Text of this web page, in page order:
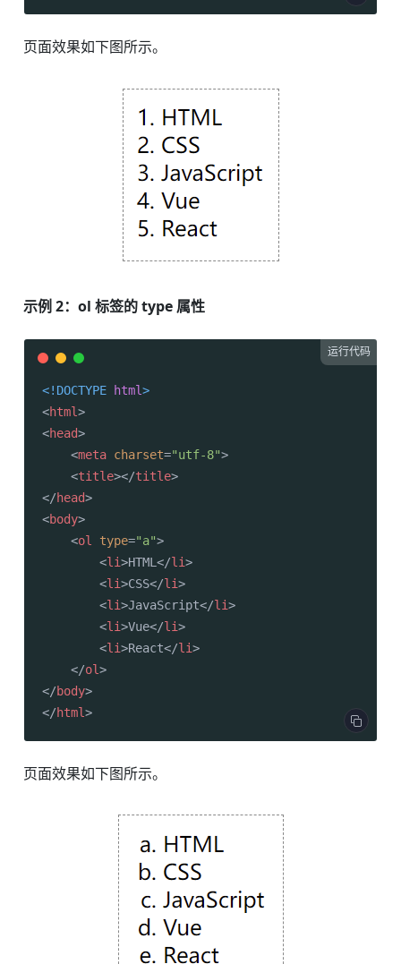
页面效果如下图所示。
示例 2：ol 标签的 type 属性
运行代码
<!DOCTYPE html>
<html>
<head>
<meta charset="utf-8">
<title></title>
</head>
<body>
<ol type="a">
<li>HTML </li>
<li>CSS</li>
<li>JavaScript</li>
<li>Vue</li>
<li>React</li>
</ol>
</body>
</html>
页面效果如下图所示。